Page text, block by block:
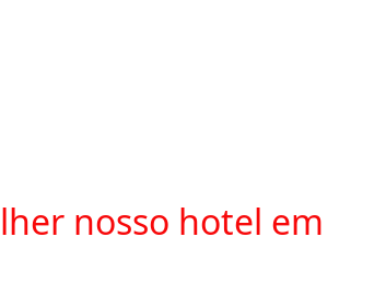
nosso hotel em